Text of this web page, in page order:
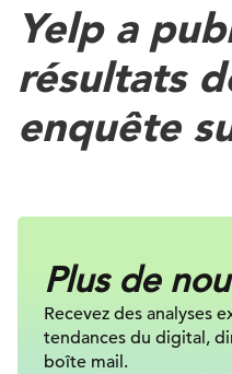
Yelp a
résultats
enquête
Plus de
Recevez des analyses
tendances du digital,
boîte mail.